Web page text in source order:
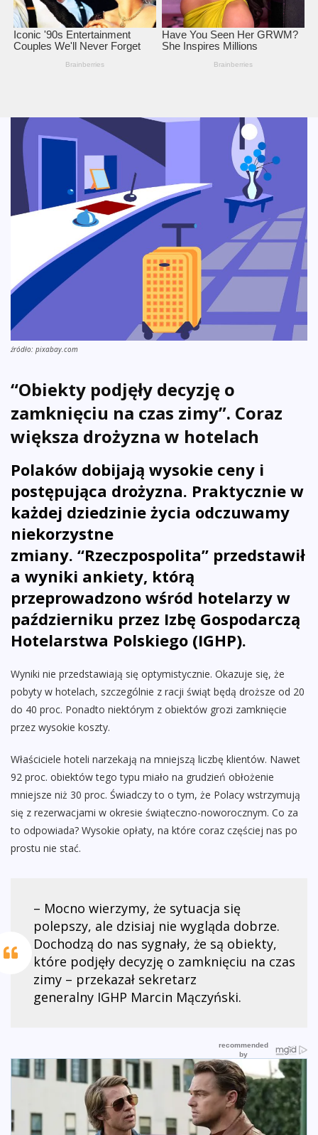
źródło: pixabay.com
“Obiekty podjęły decyzję o
zamknięciu na czas zimy”. Coraz
większa drożyzna w hotelach
Polaków dobijają wysokie ceny i
postępująca drożyzna. Praktycznie w
każdej dziedzinie życia odczuwamy
niekorzystne
zmiany. “Rzeczpospolita” przedstawił
a wyniki ankiety, którą
przeprowadzono wśród hotelarzy w
październiku przez Izbę Gospodarczą
Hotelarstwa Polskiego (IGHP).
Wyniki nie przedstawiają się optymistycznie. Okazuje się, że
pobyty w hotelach, szczególnie z racji świąt będą droższe od 20
do 40 proc. Ponadto niektórym z obiektów grozi zamknięcie
przez wysokie koszty.
Właściciele hoteli narzekają na mniejszą liczbę klientów. Nawet
92 proc. obiektów tego typu miało na grudzień obłożenie
mniejsze niż 30 proc. Świadczy to o tym, że Polacy wstrzymują
się z rezerwacjami w okresie świąteczno-noworocznym. Co za
to odpowiada? Wysokie opłaty, na które coraz częściej nas po
prostu nie stać.
– Mocno wierzymy, że sytuacja się
polepszy, ale dzisiaj nie wygląda dobrze.
Dochodzą do nas sygnały, że są obiekty,
które podjęły decyzję o zamknięciu na czas
zimy – przekazał sekretarz
generalny IGHP Marcin Mączyński.